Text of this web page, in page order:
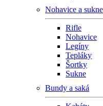
Nohavice a sukne
Rifle
Nohavice
Legíny
Tepláky
Šortky
Sukne
Bundy a saká